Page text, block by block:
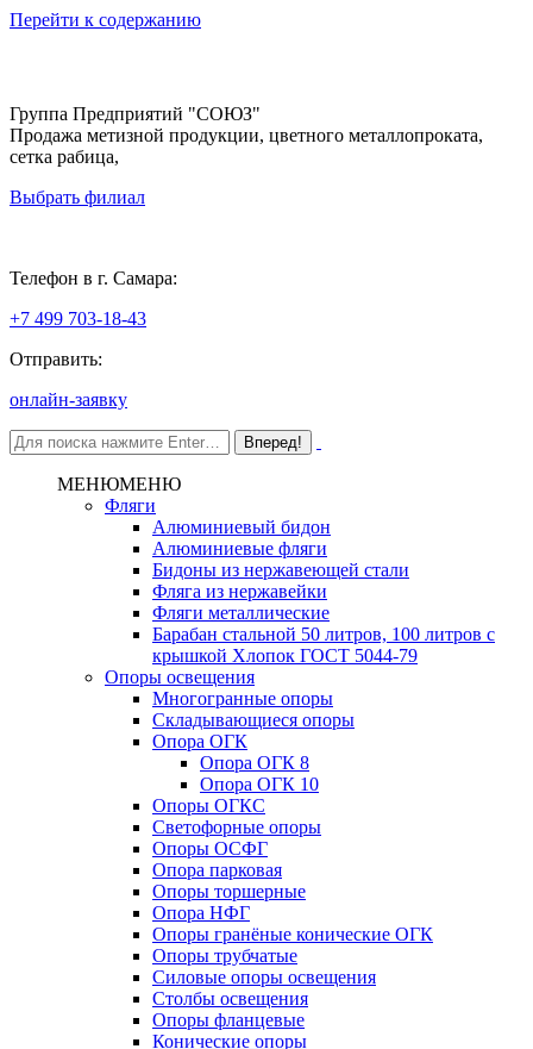
Перейти к содержанию
Группа Предприятий "СОЮЗ"
Продажа метизной продукции, цветного металлопроката,
сетка рабица,
Выбрать филиал
Телефон в г. Самара:
+7 499 703-18-43
Отправить:
онлайн-заявку
МЕНЮМЕНЮ
Фляги
Алюминиевый бидон
Алюминиевые фляги
Бидоны из нержавеющей стали
Фляга из нержавейки
Фляги металлические
Барабан стальной 50 литров, 100 литров с
крышкой Хлопок ГОСТ 5044-79
Опоры освещения
Многогранные опоры
Складывающиеся опоры
Опора ОГК
Опора ОГК 8
Опора ОГК 10
Опоры ОГКС
Светофорные опоры
Опоры ОСФГ
Опора парковая
Опоры торшерные
Опора НФГ
Опоры гранёные конические ОГК
Опоры трубчатые
Силовые опоры освещения
Столбы освещения
Опоры фланцевые
Конические опоры